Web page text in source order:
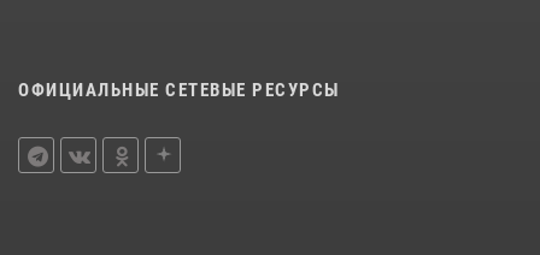
ОФИЦИАЛЬНЫЕ СЕТЕВЫЕ РЕСУРСЫ